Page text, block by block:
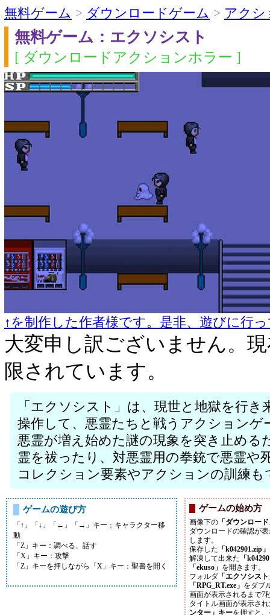
無料ゲーム > ダウンロードゲーム > アクシ
無料ゲーム：エクソシスト
[ ダウンロードアクションホラー ]
↑を制作した作者様です。是非、遊びに行
大変申し訳ございません。
限されています。
「エクソシスト」は、現世と地獄を行
操作して、悪霊たちと戦うアクションゲ
悪霊が増え始めた謎の現象を突き止める
霊を祓ったり、対悪霊用の拳銃で悪霊や
コレクション要素やアクションの訓練も
ゲームの遊び方
「↑」「↓」「←」「→」キー：キャラクター移
動
「Z」キー：調べる、話す
「X」キー：攻撃
「Z」キーを押しながら「X」キー：聖書を開く
ゲームの始め方
画像下の 「ダウンロー
ダウンロードの確認が
します。
保存した 「k042901.zip」
解凍して出来た 「
「ekuso」 を開きます。
フォルダ 「エクソシス
「RPG_RT.exe」 をダブ
画面が表示されるまで7
タイトル画面が表示さ
ンター」キーを押すと